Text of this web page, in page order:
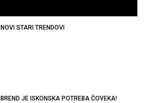
NOVI STARI TRENDOVI
BREND JE ISKONSKA POTREBA ČOVEKA!